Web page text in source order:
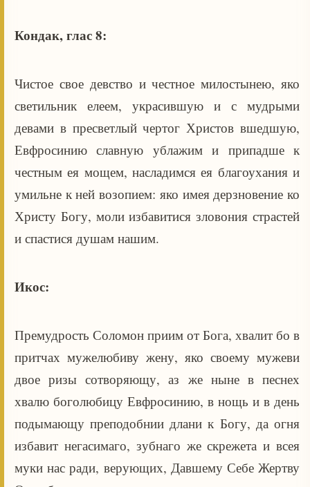
Кондак, глас 8:
Чистое свое девство и честное милостынею, яко
светильник елеем, украсившую и с мудрыми
девами в пресветлый чертог Христов вшедшую,
Евфросинию славную ублажим и припадше к
честным ея мощем, насладимся ея благоухания и
умильне к ней возопием: яко имея дерзновение ко
Христу Богу, моли избавитися зловония страстей
и спастися душам нашим.
Икос:
Премудрость Соломон приим от Бога, хвалит бо в
притчах мужелюбиву жену, яко своему мужеви
двое ризы сотворяющу, аз же ныне в песнех
хвалю боголюбицу Евфросинию, в нощь и в день
подымающу преподобнии длани к Богу, да огня
избавит негасимаго, зубнаго же скрежета и всея
муки нас ради, верующих, Давшему Себе Жертву